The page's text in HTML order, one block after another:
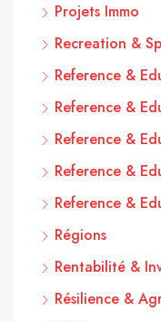
Projets Immo
Recreation &
Reference &
Reference &
Reference &
Reference &
Reference &
Régions
Rentabilité &
Résilience &